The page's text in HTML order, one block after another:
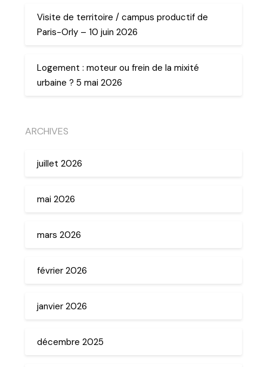
Visite de territoire / campus productif de
Paris-Orly – 10 juin 2026
Logement : moteur ou frein de la mixité
urbaine ? 5 mai 2026
ARCHIVES
juillet 2026
mai 2026
mars 2026
février 2026
janvier 2026
décembre 2025